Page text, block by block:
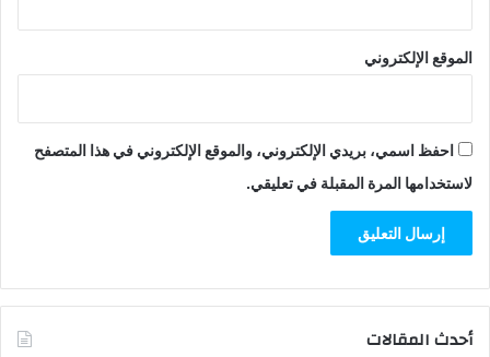
الموقع الإلكتروني
احفظ اسمي، بريدي الإلكتروني، والموقع الإلكتروني في هذا المتصفح
لاستخدامها المرة المقبلة في تعليقي.
أحدث المقالات